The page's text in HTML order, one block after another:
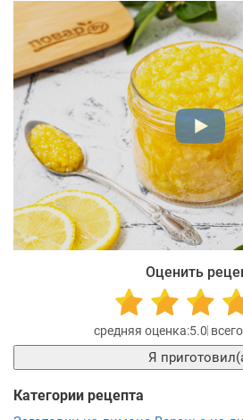
Оценить
5.0
Я
Категории рецепта